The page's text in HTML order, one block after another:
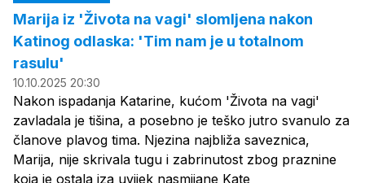
Marija iz 'Života na vagi' slomljena nakon
Katinog odlaska: 'Tim nam je u totalnom
rasulu'
10.10.2025 20:30
Nakon ispadanja Katarine, kućom 'Života na vagi'
zavladala je tišina, a posebno je teško jutro svanulo za
članove plavog tima. Njezina najbliža saveznica,
Marija, nije skrivala tugu i zabrinutost zbog praznine
koja je ostala iza uvijek nasmijane Kate